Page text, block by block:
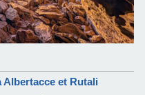
Albertacce et Rutali